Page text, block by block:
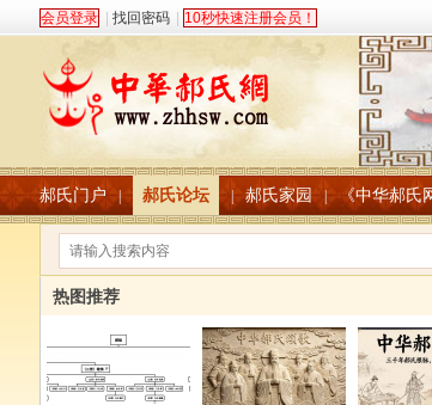
会员登录 找回密码 10秒快速注册会员！
郝氏门户 | 郝氏论坛 郝氏家园 《中华郝氏
热图推荐